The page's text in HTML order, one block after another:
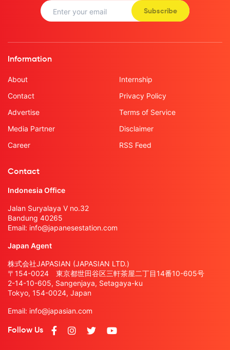
Subscribe
Information
About
Contact
Advertise
Media Partner
Career
Internship
Privacy Policy
Terms of Service
Disclaimer
RSS Feed
Contact
Indonesia Office
Jalan Suryalaya V no.32
Bandung 40265
Email: info@japanesestation.com
Japan Agent
株式会社JAPASIAN (JAPASIAN LTD.)
〒154-0024 東京都世田谷区三軒茶屋二丁目14番10-605号
2-14-10-605, Sangenjaya, Setagaya-ku
Tokyo, 154-0024, Japan
Email: info@japasian.com
Follow Us